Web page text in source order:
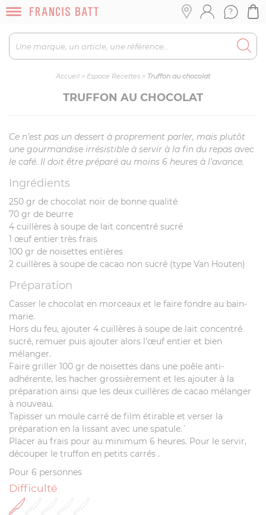
Accueil > Espace Recettes > Truffon au chocolat
TRUFFON AU CHOCOLAT
Ce n’est pas un dessert à proprement parler, mais plutôt
une gourmandise irrésistible à servir à la fin du repas avec
le café. Il doit être préparé au moins 6 heures à l’avance.
Ingrédients
250 gr de chocolat noir de bonne qualité
70 gr de beurre
4 cuillères à soupe de lait concentré sucré
1 œuf entier très frais
100 gr de noisettes entières
2 cuillères à soupe de cacao non sucré (type Van Houten)
Préparation
Casser le chocolat en morceaux et le faire fondre au bain-
marie.
Hors du feu, ajouter 4 cuillères à soupe de lait concentré
sucré, remuer puis ajouter alors l’œuf entier et bien
mélanger.
Faire griller 100 gr de noisettes dans une poêle anti-
adhérente, les hacher grossièrement et les ajouter à la
préparation ainsi que les deux cuillères de cacao mélanger
à nouveau.
Tapisser un moule carré de film étirable et verser la
préparation en la lissant avec une spatule.`
Placer au frais pour au minimum 6 heures. Pour le servir,
découper le truffon en petits carrés .
Pour 6 personnes
Difficulté